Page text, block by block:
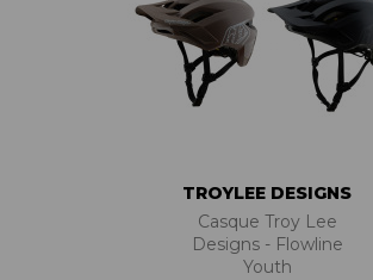
TROYLEE DESIGNS
Casque Troy Lee
Designs - Flowline
Youth